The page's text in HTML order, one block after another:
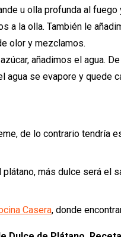
u olla profunda al
a la olla. También le
olor y mezclamos.
añadimos el agua.
agua se evapore y quede
de lo contrario tendría
plátano, más dulce será el
Casera, donde